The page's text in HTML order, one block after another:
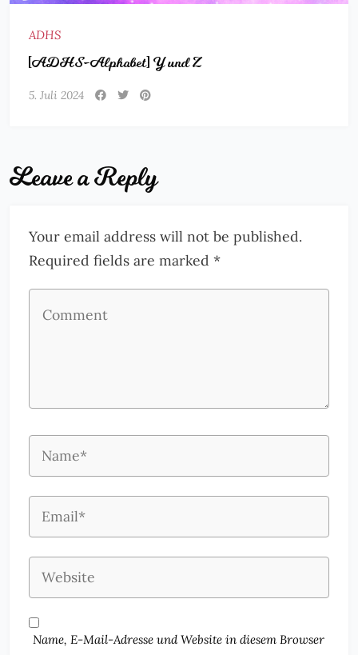
ADHS
[ADHS-Alphabet] Y und Z
5. Juli 2024
Leave a Reply
Your email address will not be published.
Required fields are marked *
Name, E-Mail-Adresse und Website in diesem Browser